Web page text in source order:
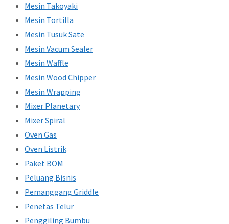
Mesin Takoyaki
Mesin Tortilla
Mesin Tusuk Sate
Mesin Vacum Sealer
Mesin Waffle
Mesin Wood Chipper
Mesin Wrapping
Mixer Planetary
Mixer Spiral
Oven Gas
Oven Listrik
Paket BOM
Peluang Bisnis
Pemanggang Griddle
Penetas Telur
Penggiling Bumbu